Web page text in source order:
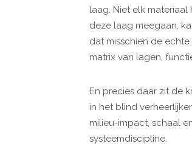
laag. Niet elk
deze laag meegaan,
dat misschien de
matrix van lagen,
En precies daar zit de
in het blind
milieu-impact, schaal
systeemdiscipline.